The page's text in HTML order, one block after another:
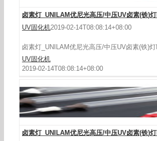
卤素灯_UNILAM优尼光高压/中压UV卤素(铁)
UV固化机2019-02-14T08:08:14+08:00
卤素灯_UNILAM优尼光高压/中压UV卤素(铁)
UV固化机
2019-02-14T08:08:14+08:00
卤素灯_UNILAM优尼光高压/中压UV
MFUV-176L402
卤素灯_UNILAM优尼光高压/中压UV卤素(铁)